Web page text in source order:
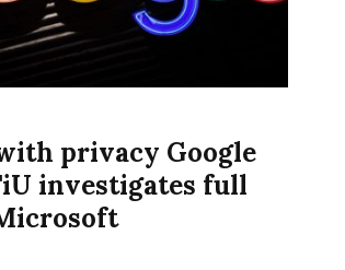
privacy Google
investigates full